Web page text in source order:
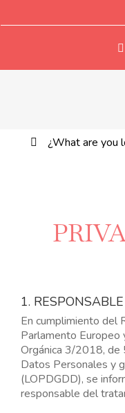
Buscar:
1.
En cumplimiento
Parlamento Europeo
Orgánica 3/2018, de
Datos Personales y
(LOPDGDD), se
responsable del